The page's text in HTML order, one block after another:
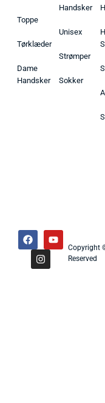
Toppe
Tørklæder
Dame
Handsker
Handsker
Unisex
Strømper
Sokker
Copyright
Reserved